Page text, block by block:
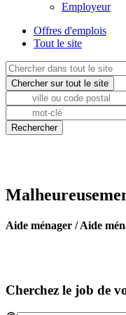
Employeur
Offres d'emplois
Tout le site
Aide ménager / Aide
Cherchez le job de